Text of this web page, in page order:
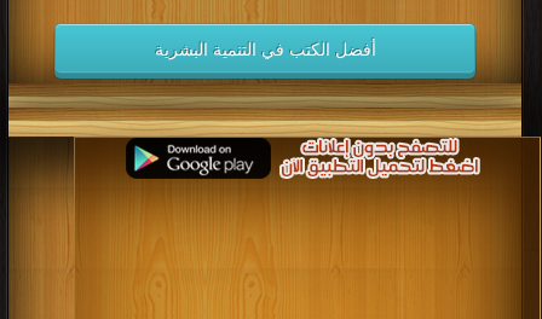
كتب 1978
كتب 1977 كتب 1976
كتب 1975
كتب 1974
كتب 1973 كتب 1972
كتب 1971
كتب 1970
كتب 1969 كتب 1968
كتب 1967
كتب 1966
كتب 1965 كتب 1964
كتب 1963
كتب 1962
كتب 1961 كتب 1960
كتب 1959
كتب 1957
كتب 1952
كتب 1951
أفضل الكتب في التنمية البشرية